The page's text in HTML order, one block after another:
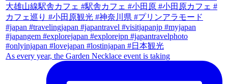
As every year, the Garden Necklace event is taking